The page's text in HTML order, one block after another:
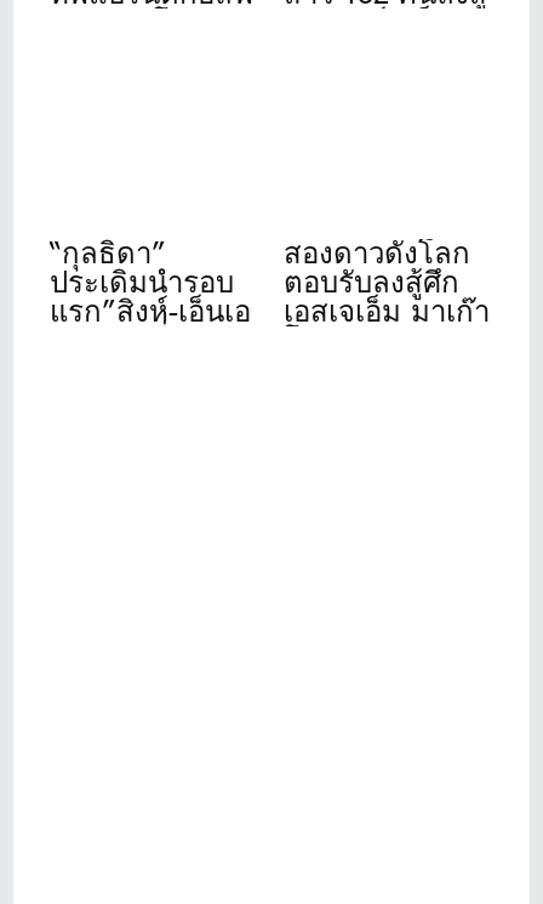
ดังระดับโลก ศึก”สิงห์- เอ็นเอ
“กุลธิดา”
ประเดิมนำรอบ
แรก”สิงห์-เอ็นเอ
สดีเอฟ”ที่เดอะ
สองดาวดังโลก
ตอบรับลงสู้ศึก
เอสเจเอ็ม มาเก๊า
โอเพ่น 2026